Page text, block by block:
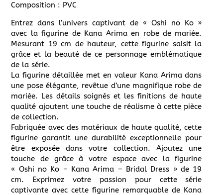
Composition : PVC
Entrez dans l’univers captivant de « Oshi no Ko »
avec la figurine de Kana Arima en robe de mariée.
Mesurant 19 cm de hauteur, cette figurine saisit la
grâce et la beauté de ce personnage emblématique
de la série.
La figurine détaillée met en valeur Kana Arima dans
une pose élégante, revêtue d’une magnifique robe de
mariée. Les détails soignés et les finitions de haute
qualité ajoutent une touche de réalisme à cette pièce
de collection.
Fabriquée avec des matériaux de haute qualité, cette
figurine garantit une durabilité exceptionnelle pour
être exposée dans votre collection. Ajoutez une
touche de grâce à votre espace avec la figurine
« Oshi no Ko – Kana Arima – Bridal Dress » de 19
cm. Exprimez votre passion pour cette série
captivante avec cette figurine remarquable de Kana